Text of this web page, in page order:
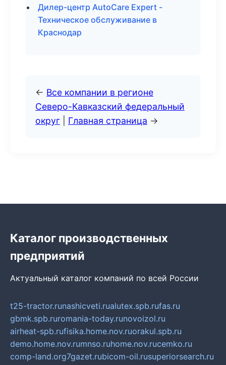
Дилер-центр AutoCare Expert -
Техническое обслуживание в
Краснодар
← Все компании в регионе
Северо-Кавказский федеральный
округ
Главная страница →
Каталог производственных
предприятий
Актуальный каталог компаний по всей России
t25-tractor.runashicveti.rualutex.spb.rufas.ru
gbmk.spb.ruromania-today.runovoizol.ru
airheat-spb.rufisika.home.nov.ruorakul.spb.ru
demo.home.nov.rumnso.ruhome.nov.rucemko.ru
comp-land.org7gazet.rubicom-oil.rusuperiorsearch.ru